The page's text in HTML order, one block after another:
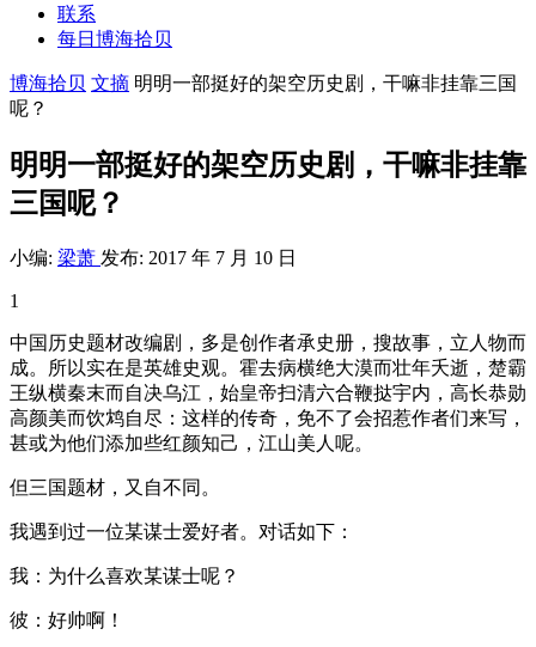
联系
每日博海拾贝
博海拾贝 文摘 明明一部挺好的架空历史剧，干嘛非挂靠三国
呢？
明明一部挺好的架空历史剧，干嘛非挂靠
三国呢？
小编: 梁萧 发布: 2017 年 7 月 10 日
1
中国历史题材改编剧，多是创作者承史册，搜故事，立人物而
成。所以实在是英雄史观。霍去病横绝大漠而壮年夭逝，楚霸
王纵横秦末而自决乌江，始皇帝扫清六合鞭挞宇内，高长恭勋
高颜美而饮鸩自尽：这样的传奇，免不了会招惹作者们来写，
甚或为他们添加些红颜知己，江山美人呢。
但三国题材，又自不同。
我遇到过一位某谋士爱好者。对话如下：
我：为什么喜欢某谋士呢？
彼：好帅啊！